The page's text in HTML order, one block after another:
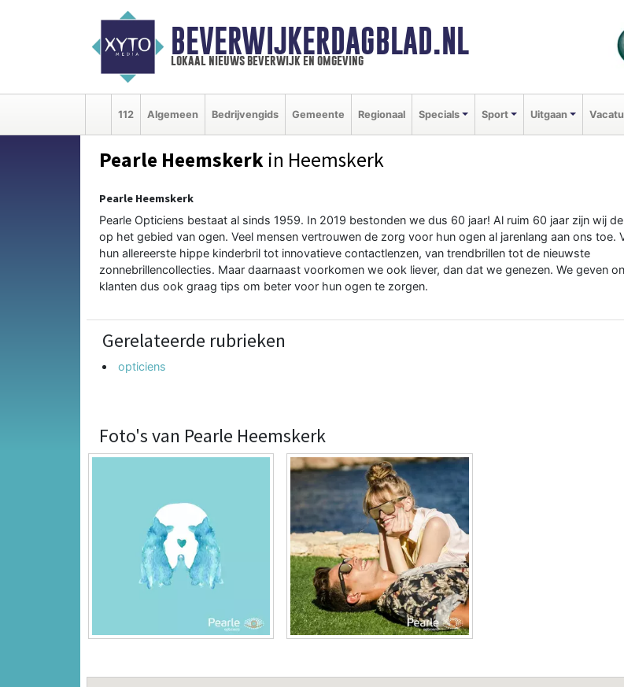
BEVERWIJKERDAGBLAD.NL
lokaal nieuws beverwijk en omgeving
112 Algemeen Bedrijvengids Gemeente Regionaal Specials Sport Uitgaan
Pearle Heemskerk in Heemskerk
Pearle Heemskerk
Pearle Opticiens bestaat al sinds 1959. In 2019 bestonden we dus 60 jaar! Al ruim 60 jaar zijn wij
op het gebied van ogen. Veel mensen vertrouwen de zorg voor hun ogen al jarenlang aan ons toe.
hun allereerste hippe kinderbril tot innovatieve contactlenzen, van trendbrillen tot de nieuwste
zonnebrillencollecties. Maar daarnaast voorkomen we ook liever, dan dat we genezen. We geven
klanten dus ook graag tips om beter voor hun ogen te zorgen.
Gerelateerde rubrieken
opticiens
Foto's van Pearle Heemskerk